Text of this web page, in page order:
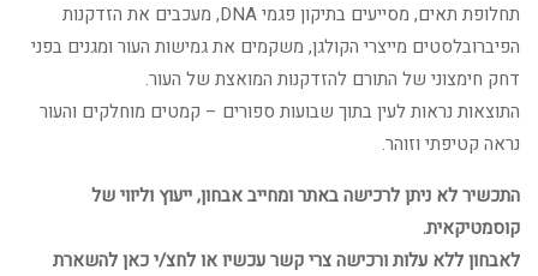
תחלופת תאים, מסייעים בתיקון פגמי DNA, מעכבים את הזדקנות
הפיברובלסטים מייצרי הקולגן, משקמים את גמישות העור ומגנים בפני
דחק חימצוני של התורם להזדקנות המואצת של העור.
התוצאות נראות לעין בתוך שבועות ספורים – קמטים מוחלקים והעור
נראה קטיפתי וזוהר.
התכשיר לא ניתן לרכישה באתר ומחייב אבחון, ייעוץ וליווי של
קוסמטיקאית.
לאבחון ללא עלות ורכישה צרי קשר עכשיו או לחצ/י כאן להשארת